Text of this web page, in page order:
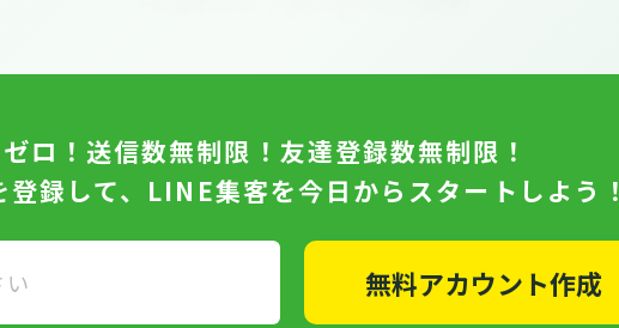
ロ！送信数無制限！友達登録数無制限！
録して、LINE集客を今日からスタートしよう！
無料アカウント作成